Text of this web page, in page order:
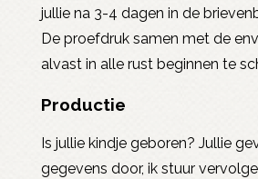
jullie na 3-4 dagen in de
De proefdruk samen met de
alvast in alle rust beginnen te
Productie
Is jullie kindje geboren? Jullie
gegevens door, ik stuur